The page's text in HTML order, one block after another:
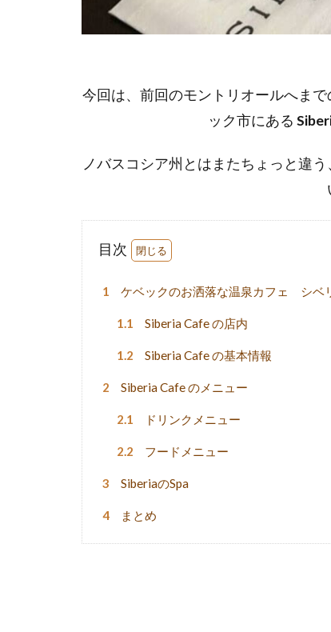
今回は、前回のモントリオールへま
ック市にある
ノバスコシア州とはまたちょっと違
目次
1 ケベックのお洒落な温泉カフェ シベ
1.1 Siberia Cafe の店内
1.2 Siberia Cafe の基本情報
2 Siberia Cafe のメニュー
2.1 ドリンクメニュー
2.2 フードメニュー
3 SiberiaのSpa
4 まとめ